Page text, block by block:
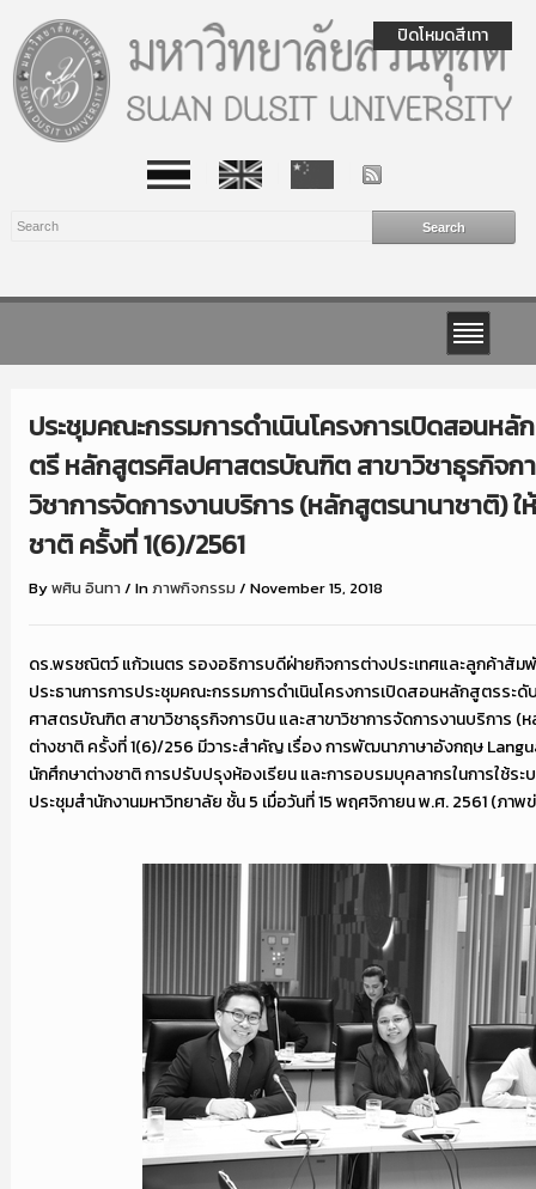
ประชุมคณะกรรมการดำเนินโครงการเปิดสอนห
ตรี หลักสูตรศิลปศาสตรบัณฑิต สาขาวิชาธุรกิจกา
วิชาการจัดการงานบริการ (หลักสูตรนานาชาติ)
ชาติ ครั้งที่ 1(6)/2561
Byพศิน อินทา/ Inภาพกิจกรรม / November 15, 2018
ดร.พรชณิตว์ แก้วเนตร รองอธิการบดีฝ่ายกิจการต่างประเทศและลูกค้าสั
ประธานการการประชุมคณะกรรมการดำเนินโครงการเปิดสอนหลักสูตร
ศาสตรบัณฑิต สาขาวิชาธุรกิจการบิน และสาขาวิชาการจัดการงานบริการ (
ต่างชาติ ครั้งที่ 1(6)/256 มีวาระสำคัญ เรื่อง การพัฒนาภาษาอังกฤษ
นักศึกษาต่างชาติ การปรับปรุงห้องเรียน และการอบรมบุคลากรในการใช้ร
ประชุมสํานักงานมหาวิทยาลัย ชั้น 5 เมื่อวันที่ 15 พฤศจิกายน พ.ศ. 2561 (ภาพ
ปิดโหมดสีเทา